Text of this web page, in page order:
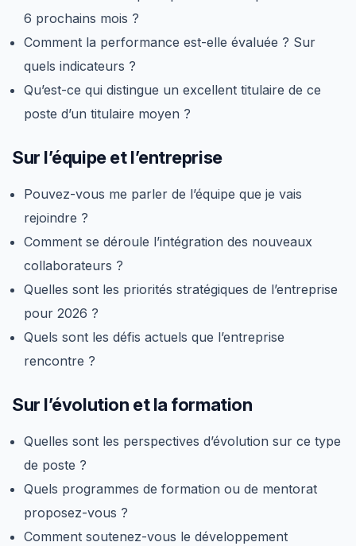
6 prochains mois ?
Comment la performance est-elle évaluée ? Sur
quels indicateurs ?
Qu’est-ce qui distingue un excellent titulaire de ce
poste d’un titulaire moyen ?
Sur l’équipe et l’entreprise
Pouvez-vous me parler de l’équipe que je vais
rejoindre ?
Comment se déroule l’intégration des nouveaux
collaborateurs ?
Quelles sont les priorités stratégiques de l’entreprise
pour 2026 ?
Quels sont les défis actuels que l’entreprise
rencontre ?
Sur l’évolution et la formation
Quelles sont les perspectives d’évolution sur ce type
de poste ?
Quels programmes de formation ou de mentorat
proposez-vous ?
Comment soutenez-vous le développement